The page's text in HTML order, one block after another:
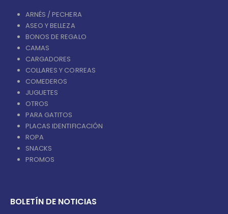
ARNÉS / PECHERA
ASEO Y BELLEZA
BONOS DE REGALO
CAMAS
CARGADORES
COLLARES Y CORREAS
COMEDEROS
JUGUETES
OTROS
PARA GATITOS
PLACAS IDENTIFICACIÓN
ROPA
SNACKS
PROMOS
BOLETÍN DE NOTICIAS